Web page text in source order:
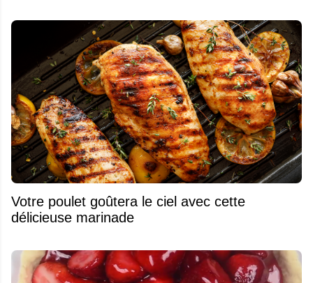
Votre poulet goûtera le ciel avec cette
délicieuse marinade